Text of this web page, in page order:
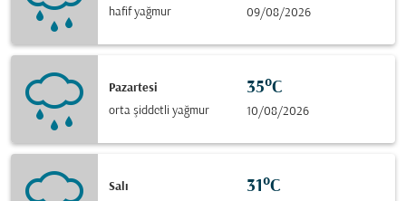
hafif yağmur
09/08/2026
Pazartesi
orta şiddetli yağmur
35°C
10/08/2026
Salı
31°C